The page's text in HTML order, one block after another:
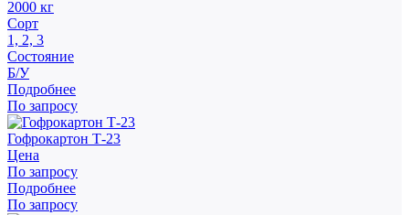
2000 кг
Сорт
1, 2, 3
Состояние
Б/У
Подробнее
По запросу
Гофрокартон Т-23
Цена
По запросу
Подробнее
По запросу